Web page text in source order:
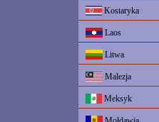
Kostaryka
Laos
Litwa
Malezja
Meksyk